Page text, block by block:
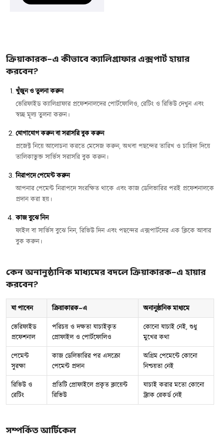
ক্রিয়াকারক-এ কীভাবে ক্যালিগ্রাফার এক্সপার্ট হায়ার
করবেন?
খুঁজুন ও তুলনা করুন
ভেরিফাইড ক্যালিগ্রাফার প্রফেশনালদের পোর্টফোলিও, রেটিং ও রিভিউ দেখুন এবং
স্বচ্ছ মূল্য তুলনা করুন।
যোগাযোগ করুন বা সরাসরি বুক করুন
প্রজেক্ট নিয়ে আলোচনা করতে মেসেজ করুন, অথবা পছন্দের তারিখ ও চাহিদা দিয়ে
তালিকাভুক্ত সার্ভিস সরাসরি বুক করুন।
নিরাপদে পেমেন্ট করুন
আপনার পেমেন্ট নিরাপদে সংরক্ষিত থাকে এবং কাজ ডেলিভারির পরই প্রফেশনালকে
প্রদান করা হয়।
কাজ বুঝে নিন
ফাইল বা সার্ভিস বুঝে নিন, রিভিউ দিন এবং পছন্দের এক্সপার্টদের এক ক্লিকে আবার
বুক করুন।
কেন অনানুষ্ঠানিক মাধ্যমের বদলে ক্রিয়াকারক-এ হায়ার
করবেন?
যা পাবেন ক্রিয়াকারক-এ অনানুষ্ঠানিক মাধ্যমে
ভেরিফাইড
প্রফেশনাল
পরিচয় ও দক্ষতা যাচাইকৃত
প্রোফাইল ও পোর্টফোলিও
কোনো যাচাই নেই, শুধু
মুখের কথা
পেমেন্ট
সুরক্ষা
কাজ ডেলিভারির পর এসক্রো
পেমেন্ট প্রদান
অগ্রিম পেমেন্টে কোনো
নিশ্চয়তা নেই
রিভিউ ও
রেটিং
প্রতিটি প্রোফাইলে প্রকৃত ক্লায়েন্ট
রিভিউ
যাচাই করার মতো কোনো
ট্র্যাক রেকর্ড নেই
সম্পর্কিত আর্টিকেল